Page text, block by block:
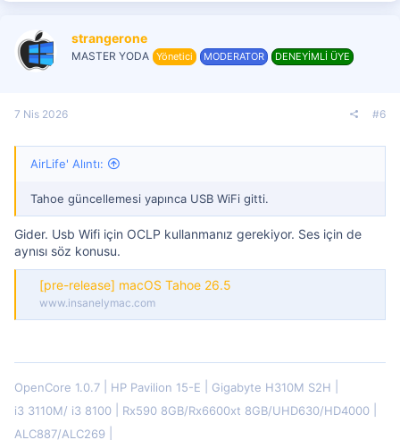
strangerone
MASTER YODA Yönetici MODERATOR DENEYİMLİ ÜYE
7 Nis 2026 #6
AirLife' Alıntı:
Tahoe güncellemesi yapınca USB WiFi gitti.
Gider. Usb Wifi için OCLP kullanmanız gerekiyor. Ses için de
aynısı söz konusu.
[pre-release] macOS Tahoe 26.5
www.insanelymac.com
OpenCore 1.0.7 HP Pavilion 15-E
Gigabyte H310M S2H
i3 3110M/ i3 8100
Rx590 8GB/Rx6600xt 8GB/UHD630/HD4000
ALC887/ALC269